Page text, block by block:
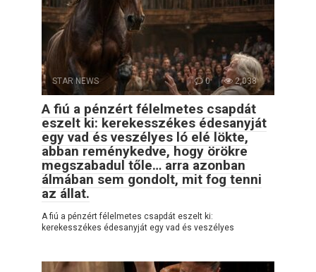
STAR NEWS 0 2,038
A fiú a pénzért félelmetes csapdát
eszelt ki: kerekesszékes édesanyját
egy vad és veszélyes ló elé lökte,
abban reménykedve, hogy örökre
megszabadul tőle… arra azonban
álmában sem gondolt, mit fog tenni
az állat.
A fiú a pénzért félelmetes csapdát eszelt ki:
kerekesszékes édesanyját egy vad és veszélyes